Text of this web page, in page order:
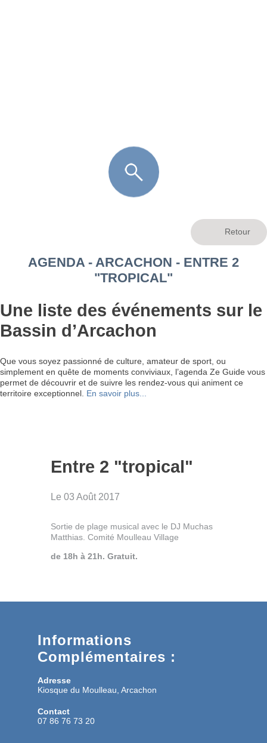
AGENDA - ARCACHON - ENTRE 2
"TROPICAL"
Une liste des événements sur le
Bassin d’Arcachon
Que vous soyez passionné de culture, amateur de sport, ou
simplement en quête de moments conviviaux, l’agenda Ze Guide vous
permet de découvrir et de suivre les rendez-vous qui animent ce
territoire exceptionnel. En savoir plus...
Entre 2 "tropical"
Le 03 Août 2017
Sortie de plage musical avec le DJ Muchas
Matthias. Comité Moulleau Village
de 18h à 21h. Gratuit.
Informations
Complémentaires :
Adresse
Kiosque du Moulleau, Arcachon
Contact
07 86 76 73 20